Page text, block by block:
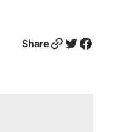
ShareLink Twitter Facebook